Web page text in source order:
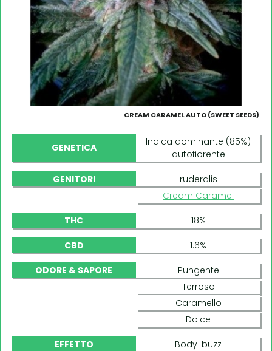
CREAM CARAMEL AUTO (SWEET SEEDS)
GENETICA
Indica dominante (85%)
autofiorente
GENITORI
ruderalis
Cream Caramel
THC 18%
CBD 1.6%
ODORE & SAPORE
Pungente
Terroso
Caramello
Dolce
EFFETTO
Body-buzz